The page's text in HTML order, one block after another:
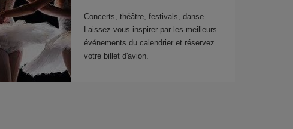
Concerts, théâtre, festivals, danse…
Laissez-vous inspirer par les meilleurs
événements du calendrier et réservez
votre billet d'avion.